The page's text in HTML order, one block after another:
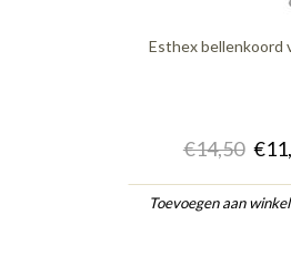
Esthex bellenkoord
€14,50
Toevoegen aan